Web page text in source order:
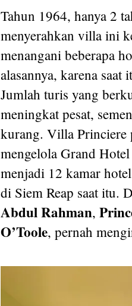
Tahun 1964, hanya 2
menyerahkan villa ini
menangani beberapa
alasannya, karena saat
Jumlah turis yang
meningkat pesat,
kurang. Villa Princiere
mengelola Grand
menjadi 12 kamar
di Siem Reap saat itu.
Abdul Rahman,
O’Toole, pernah